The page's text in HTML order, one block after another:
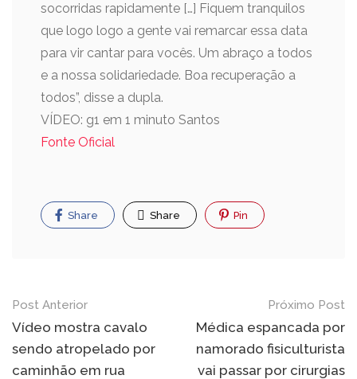
socorridas rapidamente […] Fiquem tranquilos
que logo logo a gente vai remarcar essa data
para vir cantar para vocês. Um abraço a todos
e a nossa solidariedade. Boa recuperação a
todos”, disse a dupla.
VÍDEO: g1 em 1 minuto Santos
Fonte Oficial
Share Share Pin
Post Anterior
Vídeo mostra cavalo
sendo atropelado por
caminhão em rua
Próximo Post
Médica espancada por
namorado fisiculturista
vai passar por cirurgias